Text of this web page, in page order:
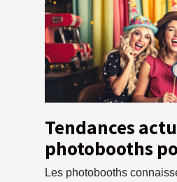
Tendances
photobooths
événements
Les photobooths